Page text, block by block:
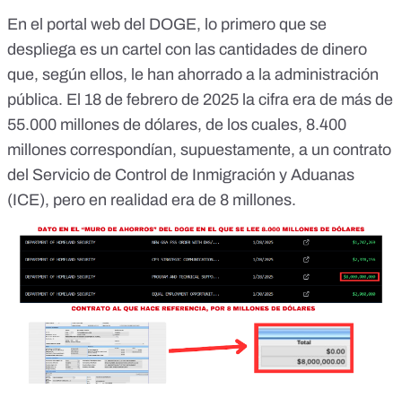
En el portal web del DOGE, lo primero que se
despliega es un cartel con las cantidades de dinero
que, según ellos, le han ahorrado a la administración
pública. El 18 de febrero de 2025 la cifra era de más de
55.000 millones de dólares, de los cuales, 8.400
millones correspondían, supuestamente, a un contrato
del Servicio de Control de Inmigración y Aduanas
(ICE), pero en realidad era de 8 millones.